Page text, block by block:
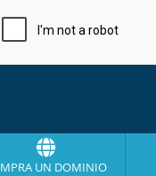
UN DOMINIO